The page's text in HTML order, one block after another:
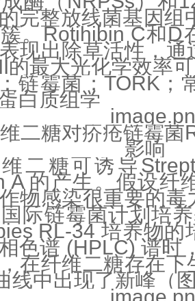
完整放线菌基因组
。Rotihibin C和D
现出除草活性，
的最大光化学效率
链霉菌；TORK；
白质组学
二糖对疥疮链霉菌
影响
二糖可诱导
A 的产生。假设纤
物感染很重要的
际链霉菌计划培
RL-34 培养物的
色谱 (HPLC) 谱时
在纤维二糖存在
线中出现了新峰（